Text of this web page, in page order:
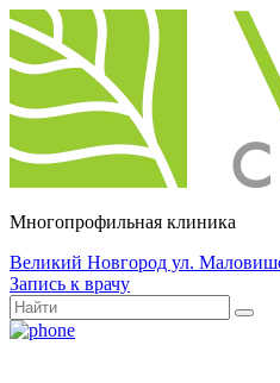
Многопрофильная клиника
Великий Новгород ул.
Запись к врачу